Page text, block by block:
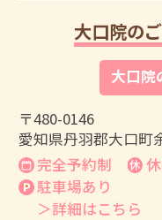
大口院の
大口院
〒480-0146
愛知県丹羽郡大口町
完全予約制
駐車場あり
＞詳細はこちら